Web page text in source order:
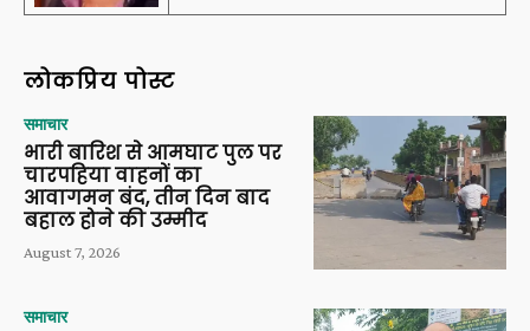
लोकप्रिय पोस्ट
समाचार
भारी बारिश से आमघाट पुल पर
चारपहिया वाहनों का
आवागमन बंद, तीन दिन बाद
बहाल होने की उम्मीद
August 7, 2026
समाचार